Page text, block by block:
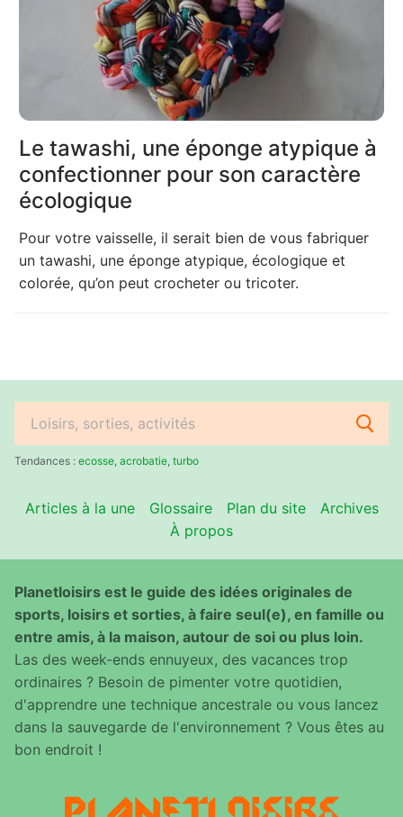
Le tawashi, une éponge atypique à
confectionner pour son caractère
écologique
Pour votre vaisselle, il serait bien de vous fabriquer
un tawashi, une éponge atypique, écologique et
colorée, qu’on peut crocheter ou tricoter.
Rechercher
:Tendances : ecosse acrobatie turbo
Articles à la une Glossaire Plan du site
Archives
À propos
Planetloisirs est le guide des idées originales de
sports, loisirs et sorties, à faire seul(e), en famille ou
entre amis, à la maison, autour de soi ou plus loin.
Las des week-ends ennuyeux, des vacances trop
ordinaires ? Besoin de pimenter votre quotidien,
d'apprendre une technique ancestrale ou vous lancez
dans la sauvegarde de l'environnement ? Vous êtes au
bon endroit !